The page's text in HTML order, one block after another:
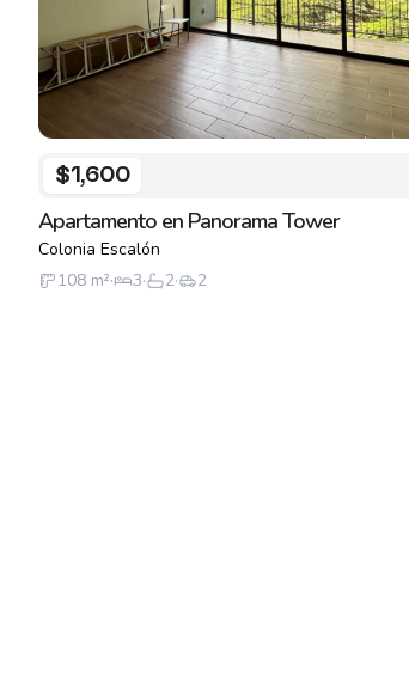
$1,600
Apartamento en Panorama Tower
Colonia Escalón
108 m²· 3· 2· 2